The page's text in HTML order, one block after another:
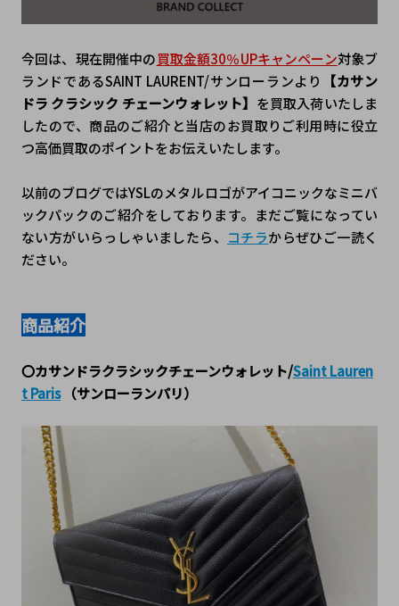
今回は、現在開催中の買取金額30％UPキャンペーン対象ブ
ランドであるSAINT LAURENT/サンローランより
【カサン
ドラ クラシック チェーンウォレット】 を買取入荷いたしま
したので、商品のご紹介と当店のお買取りご利用時に役立
つ高価買取のポイントをお伝えいたします。
以前のブログではYSLのメタルロゴがアイコニックなミニバ
ックパックのご紹介をしております。まだご覧になってい
ない方がいらっしゃいましたら、 コチラからぜひご一読く
ださい。
商品紹介
〇カサンドラクラシックチェーンウォレット/Saint Lauren
t Paris （サンローランパリ）